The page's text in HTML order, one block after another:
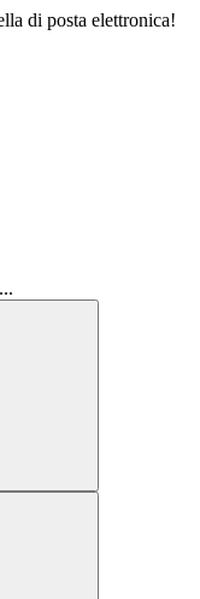
di posta elettronica!